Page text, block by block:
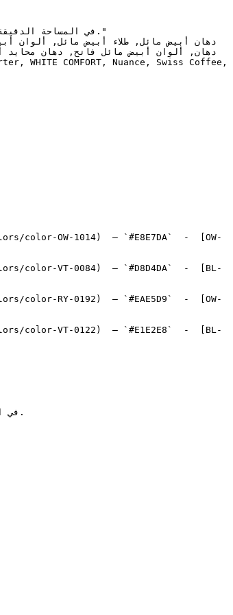
color-OW-1014)  — `#E8E7DA`  -  [OW-
color-VT-0084)  — `#D8D4DA`  -  [BL-
color-RY-0192)  — `#EAE5D9`  -  [OW-
color-VT-0122)  — `#E1E2E8`  -  [BL-